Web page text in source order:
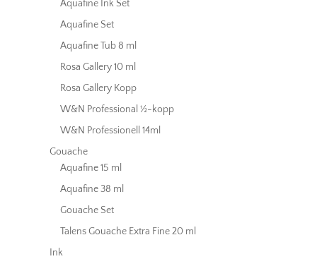
Aquafine Ink Set
Aquafine Set
Aquafine Tub 8 ml
Rosa Gallery 10 ml
Rosa Gallery Kopp
W&N Professional ½-kopp
W&N Professionell 14ml
Gouache
Aquafine 15 ml
Aquafine 38 ml
Gouache Set
Talens Gouache Extra Fine 20 ml
Ink